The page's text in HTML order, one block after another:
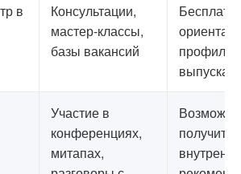
в
Консультации,
мастер-классы,
базы вакансий
профиль
выпуска
Участие в
конференциях,
митапах,
получить